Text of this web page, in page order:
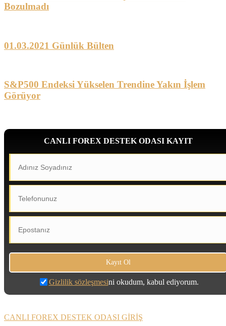
Bozulmadı
01.03.2021 Günlük Bülten
S&P500 Endeksi Yükselen Trendine Yakın İşlem
Görüyor
CANLI FOREX DESTEK ODASI KAYIT
Gizlilik sözleşmesini okudum, kabul ediyorum.
CANLI FOREX DESTEK ODASI GİRİŞ